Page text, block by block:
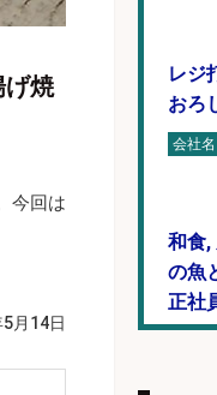
焼
今回は
月14日
レジ
おろ
会社名
和食,
の魚
正社